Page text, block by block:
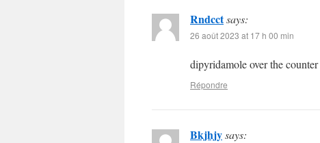
Rndcctsays:
26 août 2023 at 17 h 00 min
dipyridamole over the counter
Répondre
Bkjhjysays: